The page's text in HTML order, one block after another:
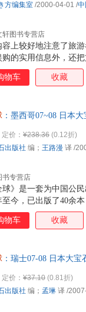
容上较好地注意了旅
购的实用信息外，还
，许多著名作家、诗
高这类读物对旅游中
轩图书专营店
方编集室 /2000-04-01 /
物车 收藏
：墨西哥07~08 日本
球》是一套为中国公
至今，已出版了40余
地区。在不断推出新
能在两三年内更新改
定价： ¥238.36 (0.12折)
书专营店
出版社 编； 王路漫 译 /
物车 收藏
：瑞士07-08 日本大
定价： ¥37.10 (0.81折)
出版社 编； 孟琳 译 /